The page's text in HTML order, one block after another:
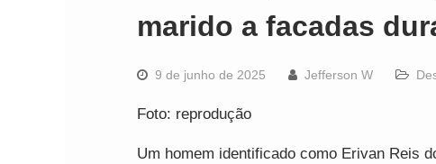
marido a facadas
9 de junho de 2025 Jefferson W
Foto: reprodução
Um homem identificado como Erivan Reis